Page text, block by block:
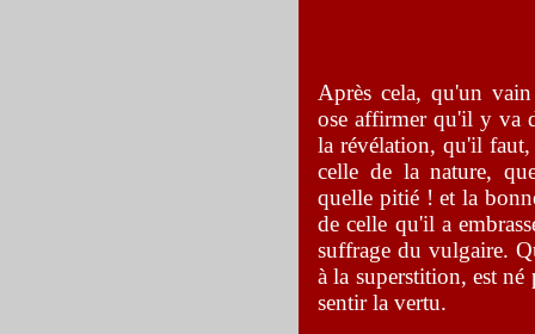
Après cela, qu'un
ose affirmer qu'il y va
la révélation, qu'il
celle de la nature,
quelle pitié ! et la
de celle qu'il a
suffrage du vulgaire.
à la superstition, est
sentir la vertu.